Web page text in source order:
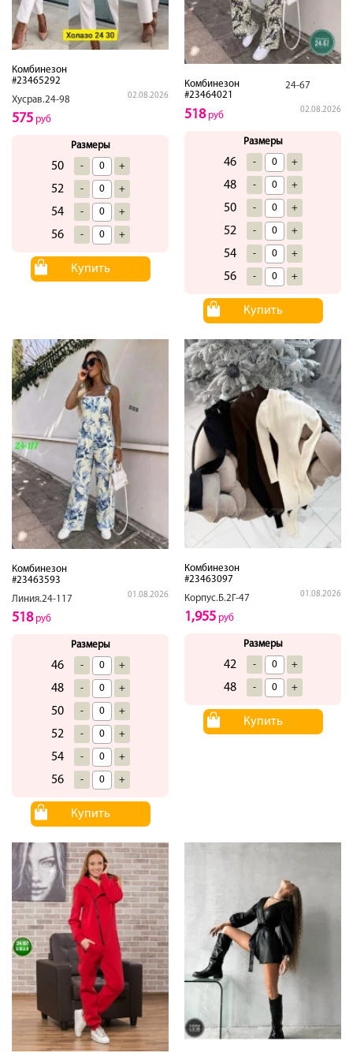
Комбинезон
#23465292
Хусрав.24-98
02.08.2026
575 руб
Размеры
50 - +
52 - +
54 - +
56 - +
Купить
Комбинезон
#23464021
24-67
02.08.2026
518руб
Размеры
46 - +
48 - +
50 - +
52 - +
54 - +
56 - +
Купить
Комбинезон
#23463593
Линия.24-117
01.08.2026
518руб
Размеры
46 - +
48 - +
50 - +
52 - +
54 - +
56 - +
Купить
Комбинезон
#23463097
Корпус.Б.2Г-47
01.08.2026
1,955 руб
Размеры
42 - +
48 - +
Купить